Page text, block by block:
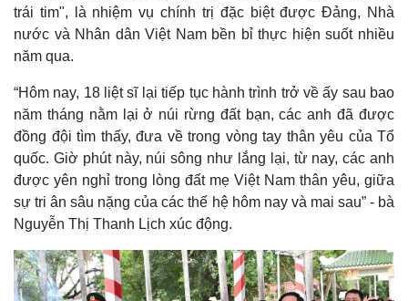
Thế giới
Quan sát
Cuộc sống đó đây
Multimedia
Video
Ảnh
trái tim", là nhiệm vụ chính trị đặc biệt được Đảng, Nhà
nước và Nhân dân Việt Nam bền bỉ thực hiện suốt nhiều
năm qua.
“Hôm nay, 18 liệt sĩ lại tiếp tục hành trình trở về ấy sau bao
năm tháng nằm lại ở núi rừng đất bạn, các anh đã được
đồng đội tìm thấy, đưa về trong vòng tay thân yêu của Tổ
quốc. Giờ phút này, núi sông như lắng lại, từ nay, các anh
được yên nghỉ trong lòng đất mẹ Việt Nam thân yêu, giữa
sự tri ân sâu nặng của các thế hệ hôm nay và mai sau” - bà
Nguyễn Thị Thanh Lịch xúc động.